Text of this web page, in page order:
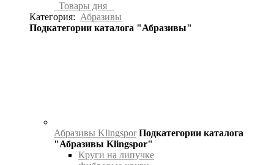
Товары дня
Категория: Абразивы
Подкатегории каталога "Абразивы"
Абразивы Klingspor Подкатегории каталога
"Абразивы Klingspor"
Круги на липучке